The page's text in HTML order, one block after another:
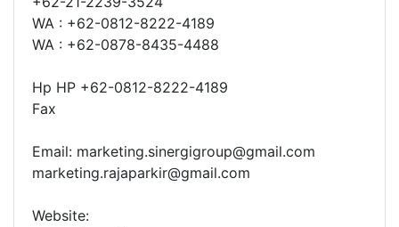
WA : +62-0812-8222-4189
WA : +62-0878-8435-4488
Hp HP +62-0812-8222-4189
Fax
Email: marketing.sinergigroup@gmail.com
marketing.rajaparkir@gmail.com
Website: